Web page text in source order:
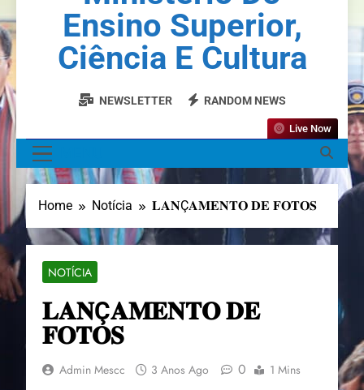
Ensino Superior,
Ciência E Cultura
NEWSLETTER RANDOM NEWS
Live Now
Home Notícia 𝐋𝐀𝐍Ç𝐀𝐌𝐄𝐍𝐓𝐎 𝐃𝐄 𝐅𝐎𝐓𝐎𝐒
NOTÍCIA
𝐋𝐀𝐍Ç𝐀𝐌𝐄𝐍𝐓𝐎 𝐃𝐄
𝐅𝐎𝐓𝐎𝐒
Admin Mescc 3 Anos Ago 0 1 Mins